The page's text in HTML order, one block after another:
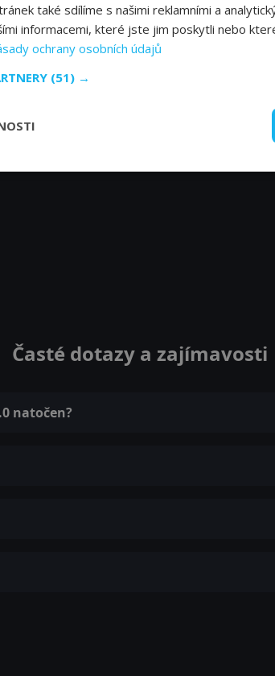
Časté dotazy a zajímavosti
natočen?
také sdílíme s našimi reklamními a
informacemi, které jste jim poskytli nebo
ochrany osobních údajů
(51) →